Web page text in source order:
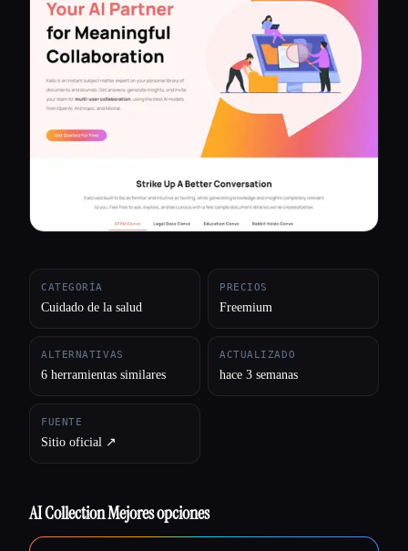
Todas las categorías
Acerca de
CATEGORÍA
Cuidado de la salud
PRECIOS
Freemium
ALTERNATIVAS
6 herramientas similares
ACTUALIZADO
hace 3 semanas
FUENTE
Sitio oficial ↗︎
AI Collection Mejores opciones